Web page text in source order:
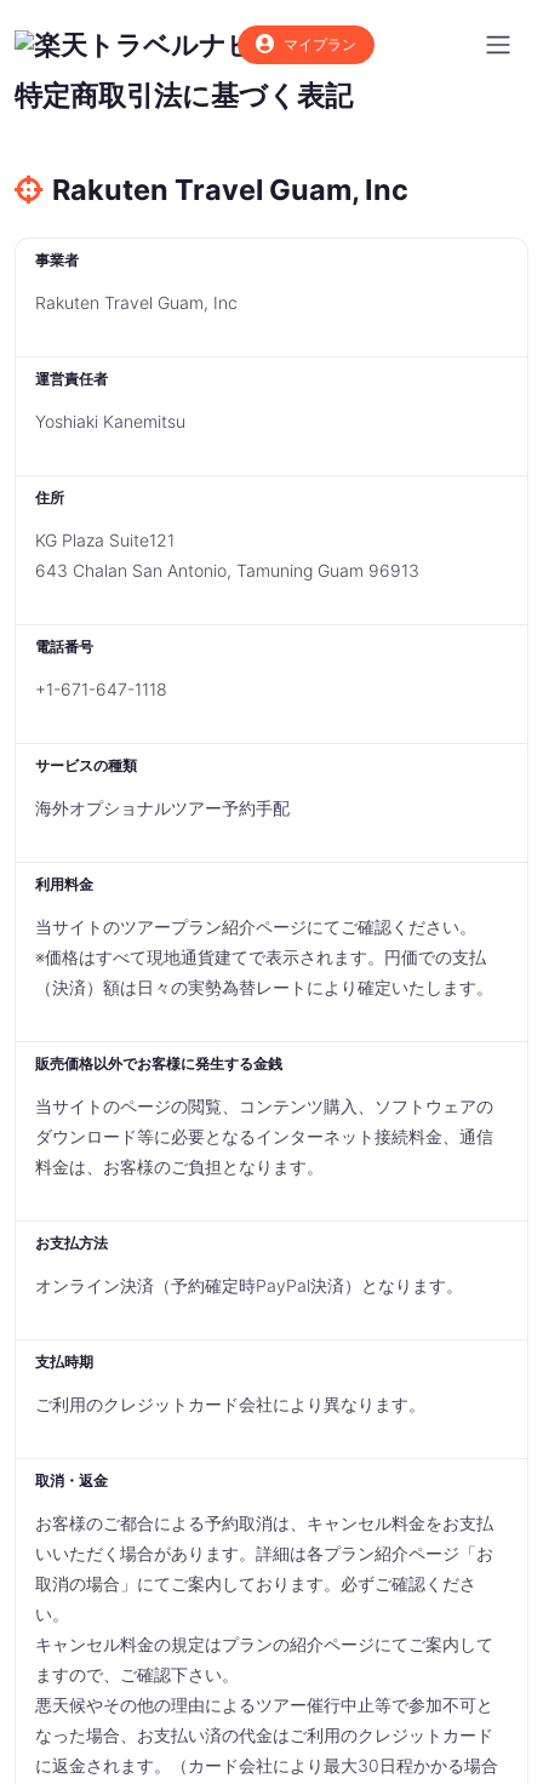
マイプラン
特定商取引法に基づく表記
Rakuten Travel Guam, Inc
事業者
Rakuten Travel Guam, Inc
運営責任者
Yoshiaki Kanemitsu
住所
KG Plaza Suite121
643 Chalan San Antonio, Tamuning Guam 96913
電話番号
+1-671-647-1118
サービスの種類
海外オプショナルツアー予約手配
利用料金
当サイトのツアープラン紹介ページにてご確認ください。
※価格はすべて現地通貨建てで表示されます。円価での支払
（決済）額は日々の実勢為替レートにより確定いたします。
販売価格以外でお客様に発生する金銭
当サイトのページの閲覧、コンテンツ購入、ソフトウェアの
ダウンロード等に必要となるインターネット接続料金、通信
料金は、お客様のご負担となります。
お支払方法
オンライン決済（予約確定時PayPal決済）となります。
支払時期
ご利用のクレジットカード会社により異なります。
取消・返金
お客様のご都合による予約取消は、キャンセル料金をお支払
いいただく場合があります。詳細は各プラン紹介ページ「お
取消の場合」にてご案内しております。必ずご確認くださ
い。
キャンセル料金の規定はプランの紹介ページにてご案内して
ますので、ご確認下さい。
悪天候やその他の理由によるツアー催行中止等で参加不可と
なった場合、お支払い済の代金はご利用のクレジットカード
に返金されます。（カード会社により最大30日程かかる場合